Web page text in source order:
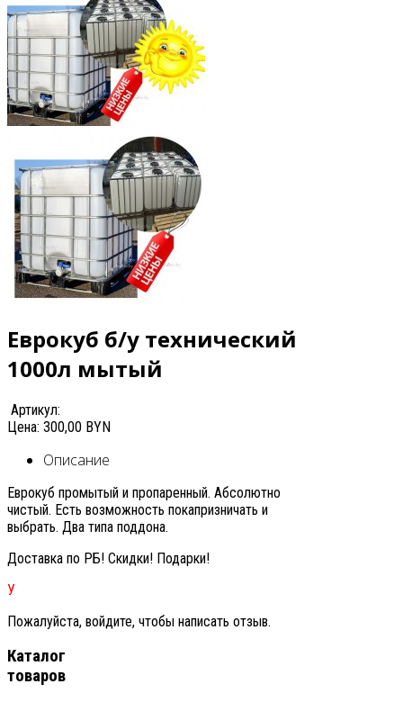
Еврокуб б/у технический
1000л мытый
Артикул:
Цена: 300,00 BYN
Описание
Еврокуб промытый и пропаренный. Абсолютно
чистый. Есть возможность покапризничать и
выбрать. Два типа поддона.
Доставка по РБ! Скидки! Подарки!
У
Пожалуйста, войдите, чтобы написать отзыв.
Каталог
товаров